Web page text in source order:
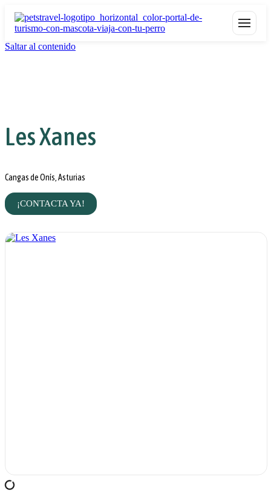
Saltar al contenido
Les Xanes
Cangas de Onís, Asturias
¡CONTACTA YA!